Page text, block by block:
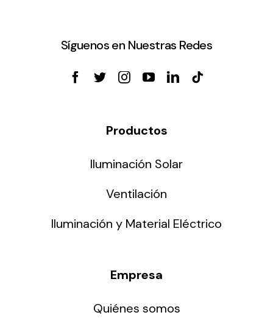
Síguenos en Nuestras Redes
Productos
Iluminación Solar
Ventilación
Iluminación y Material Eléctrico
Empresa
Quiénes somos